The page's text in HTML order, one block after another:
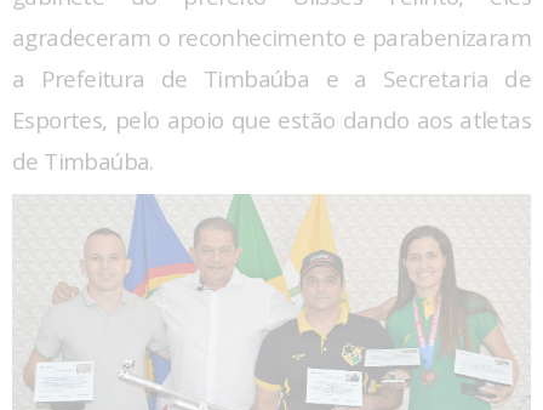
agradeceram o reconhecimento e parabenizaram
a Prefeitura de Timbaúba e a Secretaria de
Esportes, pelo apoio que estão dando aos atletas
de Timbaúba.